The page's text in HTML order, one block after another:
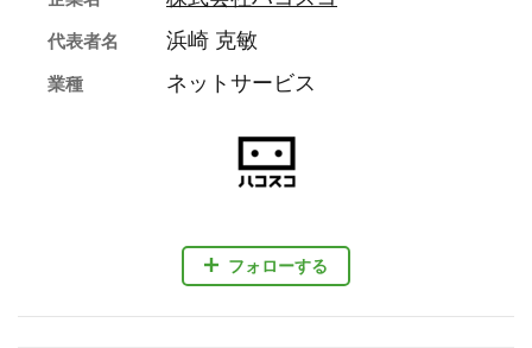
フォローする
代表者名 浜崎 克敏
業種 ネットサービス